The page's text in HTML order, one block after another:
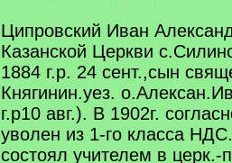
Ципровский Иван
Казанской Церкви
1884 г.р. 24 сент.,сын
Княгинин.уез.
г.р10 авг.). В 1902г.
уволен из 1-го класса
состоял учителем в церк.-